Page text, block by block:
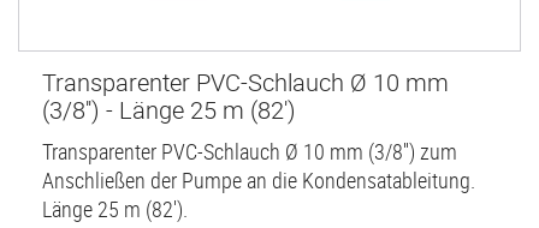
Transparenter PVC-Schlauch Ø 10 mm
(3/8'') - Länge 25 m (82')
Transparenter PVC-Schlauch Ø 10 mm (3/8'') zum
Anschließen der Pumpe an die Kondensatableitung.
Länge 25 m (82').